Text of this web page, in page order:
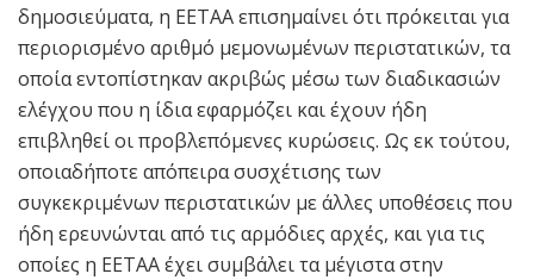
δημοσιεύματα, η ΕΕΤΑΑ επισημαίνει ότι πρόκειται για
περιορισμένο αριθμό μεμονωμένων περιστατικών, τα
οποία εντοπίστηκαν ακριβώς μέσω των διαδικασιών
ελέγχου που η ίδια εφαρμόζει και έχουν ήδη
επιβληθεί οι προβλεπόμενες κυρώσεις. Ως εκ τούτου,
οποιαδήποτε απόπειρα συσχέτισης των
συγκεκριμένων περιστατικών με άλλες υποθέσεις που
ήδη ερευνώνται από τις αρμόδιες αρχές, και για τις
οποίες η ΕΕΤΑΑ έχει συμβάλει τα μέγιστα στην